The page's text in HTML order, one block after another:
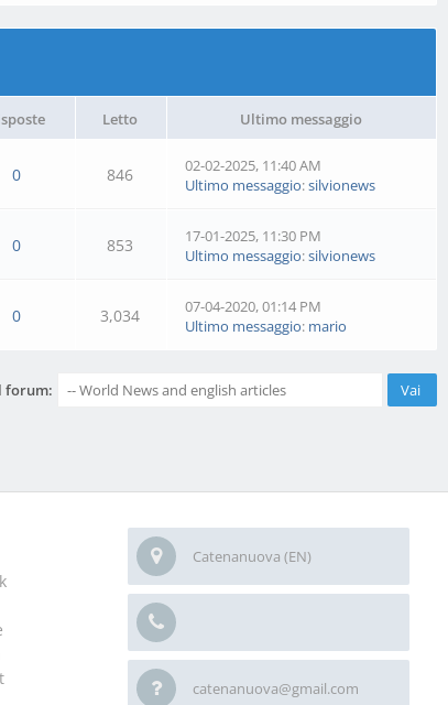
Letto Ultimo messaggio
0 846
02-02-2025, 11:40 AM
Ultimo messaggio:silvionews
0 853
17-01-2025, 11:30 PM
Ultimo messaggio:silvionews
0 3,034
07-04-2020, 01:14 PM
Ultimo messaggio: mario
forum:
Catenanuova (EN)
catenanuova@gmail.com